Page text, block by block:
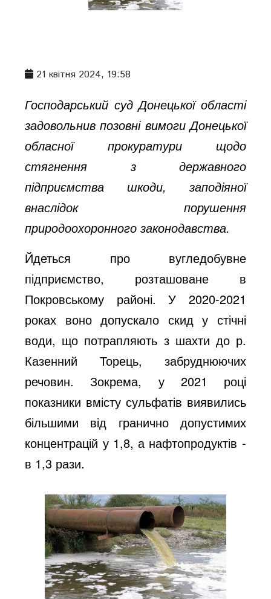
21 квітня 2024, 19:58
Господарський суд Донецької області
задовольнив позовні вимоги Донецької
обласної прокуратури щодо
стягнення з державного
підприємства шкоди, заподіяної
внаслідок порушення
природоохоронного законодавства.
Йдеться про вугледобувне
підприємство, розташоване в
Покровському районі. У 2020-2021
роках воно допускало скид у стічні
води, що потрапляють з шахти до р.
Казенний Торець, забруднюючих
речовин. Зокрема, у 2021 році
показники вмісту сульфатів виявились
більшими від гранично допустимих
концентрацій у 1,8, а нафтопродуктів -
в 1,3 рази.